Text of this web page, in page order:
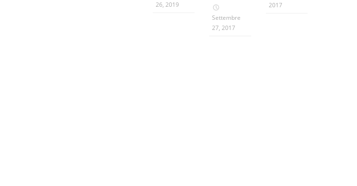
26, 2019
Settembre
27, 2017
2017